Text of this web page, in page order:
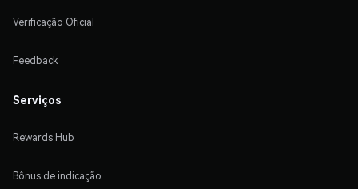
Verificação Oficial
Feedback
Serviços
Rewards Hub
Bônus de indicação